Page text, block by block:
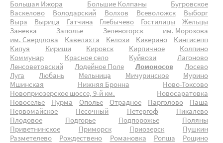
Большая Ижора
Большие Колпаны
Бугровское
Васкелово
Володарский Волхов Всеволожск
Выборг
Выра
Вырица Гатчина Глебычево Гостилицы
Жельцы
Заневка
Заполье Зеленогорск
им. Морозова
им. Свердлова
Кавелахта Келози Кикерино
Кингисепп
Кипуя
Кириши Кировск Кирпичное
Колпино
Коммунар
Красное село Куйвози
Лагоново
Ленсоветовский
Лодейное Поле Ломоносов
Лосево
Луга
Любань Мельница Мичуринское
Мурино
Мшинская
Нижняя Бронна
Ново-Токсово
Новоприозерское шоссе, 9-й км.
Новосаратовка
Новоселье
Нурма Ополье Отрадное Парголово
Паша
Первомайское
Песочный Петергоф
Пикалево
Плодовое
Подгорье Подпорожье
Поляны
Приветнинское
Приморск Приозерск
Пушкин
Разметелево
Рождествено Романовка Ропша
Рощино